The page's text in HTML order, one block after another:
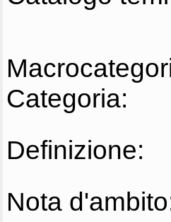
Categoria:
Definizione:
Nota